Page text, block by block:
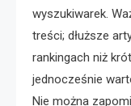
wyszukiwarek.
treści; dłuższe
rankingach niż
jednocześnie
Nie można